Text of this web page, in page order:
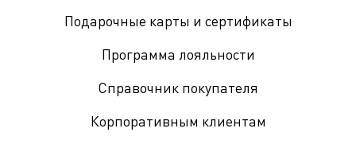
Подарочные карты и сертификаты
Программа лояльности
Справочник покупателя
Корпоративным клиентам